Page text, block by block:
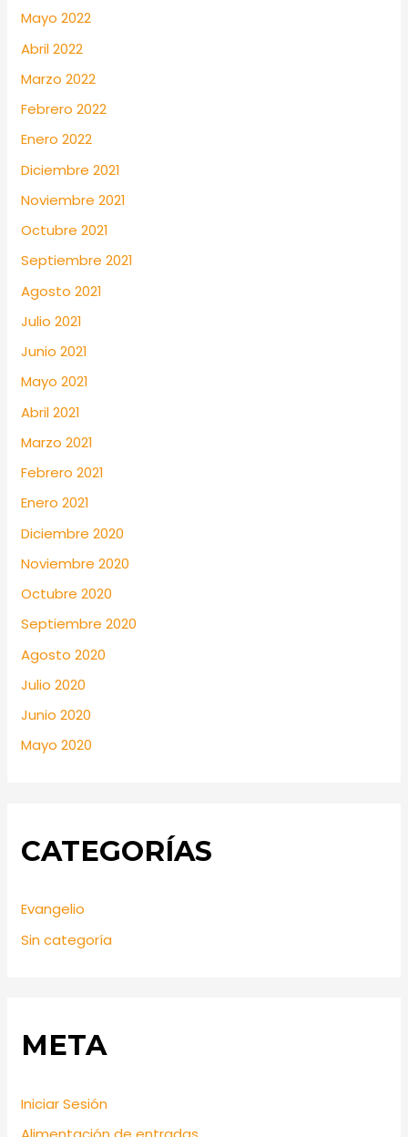
Mayo 2022
Abril 2022
Marzo 2022
Febrero 2022
Enero 2022
Diciembre 2021
Noviembre 2021
Octubre 2021
Septiembre 2021
Agosto 2021
Julio 2021
Junio 2021
Mayo 2021
Abril 2021
Marzo 2021
Febrero 2021
Enero 2021
Diciembre 2020
Noviembre 2020
Octubre 2020
Septiembre 2020
Agosto 2020
Julio 2020
Junio 2020
Mayo 2020
CATEGORÍAS
Evangelio
Sin categoría
META
Iniciar Sesión